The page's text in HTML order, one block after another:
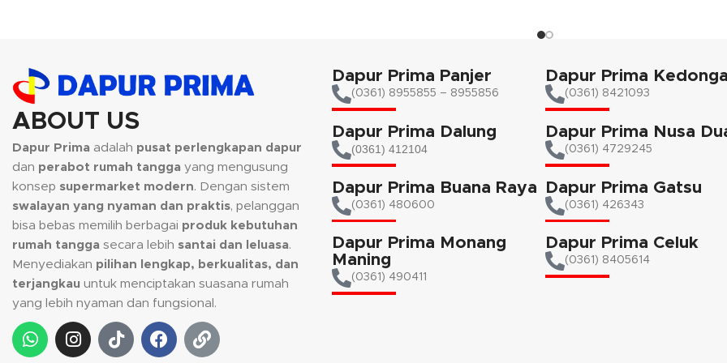
ABOUT US
Dapur Prima adalah pusat perlengkapan dapur
dan perabot rumah tangga yang mengusung
konsep supermarket modern. Dengan sistem
swalayan yang nyaman dan praktis, pelanggan
bisa bebas memilih berbagai produk kebutuhan
rumah tangga secara lebih santai dan leluasa.
Menyediakan pilihan lengkap, berkualitas, dan
terjangkau untuk menciptakan suasana rumah
yang lebih nyaman dan fungsional.
Dapur Prima Panjer
(0361) 8955855 – 8955856​
Dapur Prima Dalung
(0361) 412104
Dapur Prima Buana Raya
(0361) 480600
Dapur Prima Monang
Maning
(0361) 490411​
Dapur Prima
(0361) 8421093
Dapur Prima Nusa
(0361) 4729245
Dapur Prima Gatsu
(0361) 426343
Dapur Prima Celuk
(0361) 8405614